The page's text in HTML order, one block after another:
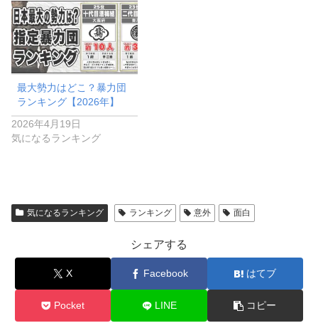
最大勢力はどこ？暴力団
ランキング【2026年】
2026年4月19日
気になるランキング
気になるランキング ランキング 意外 面白
シェアする
X Facebook はてブ
Pocket LINE コピー